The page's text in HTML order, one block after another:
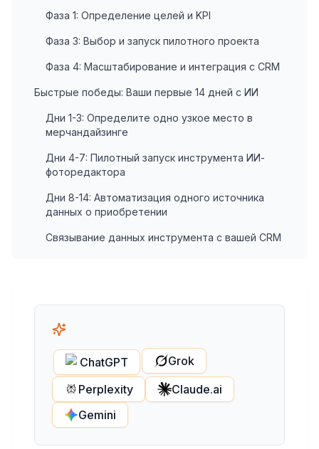
Фаза 1: Определение целей и KPI
Фаза 3: Выбор и запуск пилотного проекта
Фаза 4: Масштабирование и интеграция с CRM
Быстрые победы: Ваши первые 14 дней с ИИ
Дни 1-3: Определите одно узкое место в
мерчандайзинге
Дни 4-7: Пилотный запуск инструмента ИИ-
фоторедактора
Дни 8-14: Автоматизация одного источника
данных о приобретении
Связывание данных инструмента с вашей CRM
ChatGPT
Grok
Perplexity
Claude.ai
Gemini